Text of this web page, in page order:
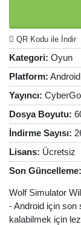
QR Kodu ile İndir
Kategori: Oyun
Platform: Android
Yayıncı:
Dosya Boyutu:
İndirme Sayısı:
Lisans: Ücretsiz
Son Güncelleme:
Wolf Simulator
- Android için son
kalabilmek için